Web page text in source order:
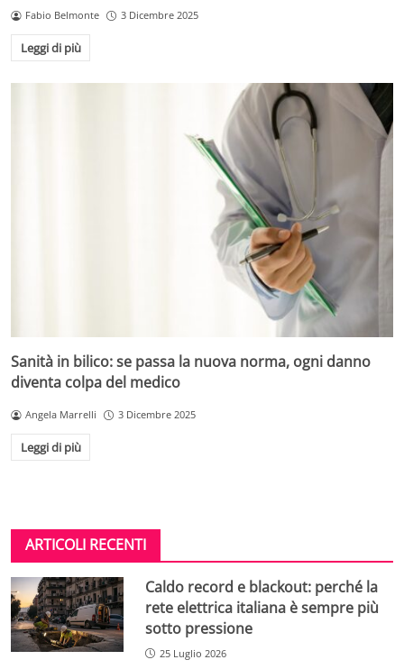
Fabio Belmonte 3 Dicembre 2025
Leggi di più
Sanità in bilico: se passa la nuova norma, ogni danno
diventa colpa del medico
Angela Marrelli 3 Dicembre 2025
Leggi di più
ARTICOLI RECENTI
Caldo record e blackout: perché la
rete elettrica italiana è sempre più
sotto pressione
25 Luglio 2026